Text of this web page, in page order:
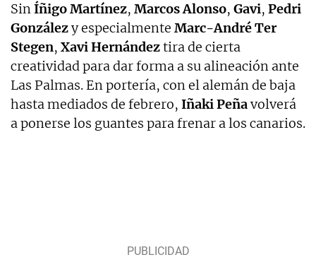
SinÍñigoMartínez, MarcosAlonso, Gavi, Pedri
Gonzálezy especialmente Marc-André Ter
Stegen, XaviHernándeztira de cierta
creatividad para dar forma a su alineación ante
Las Palmas. En portería, con el alemán de baja
hasta mediados de febrero, IñakiPeñavolverá
a ponerse los guantes para frenar a los canarios.